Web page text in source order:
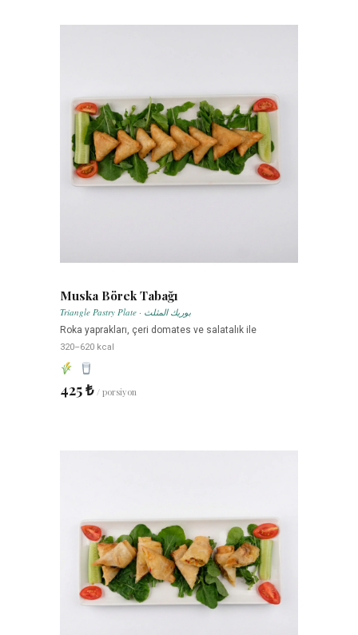
Muska Börek Tabağı
Triangle Pastry Plate · بوريك المثلث
Roka yaprakları, çeri domates ve salatalık ile
320–620 kcal
425 ₺ / porsiyon